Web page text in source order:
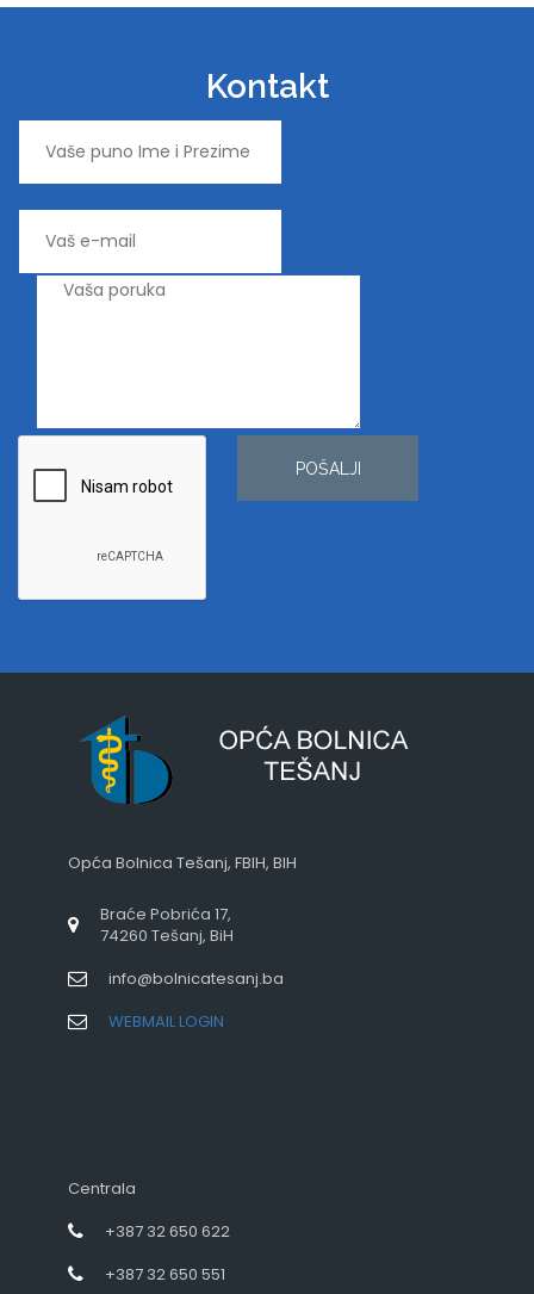
Kontakt
POŠALJI
Opća Bolnica Tešanj, FBIH, BIH
Braće Pobrića 17,
74260 Tešanj, BiH
info@bolnicatesanj.ba
WEBMAIL LOGIN
Centrala
+387 32 650 622
+387 32 650 551